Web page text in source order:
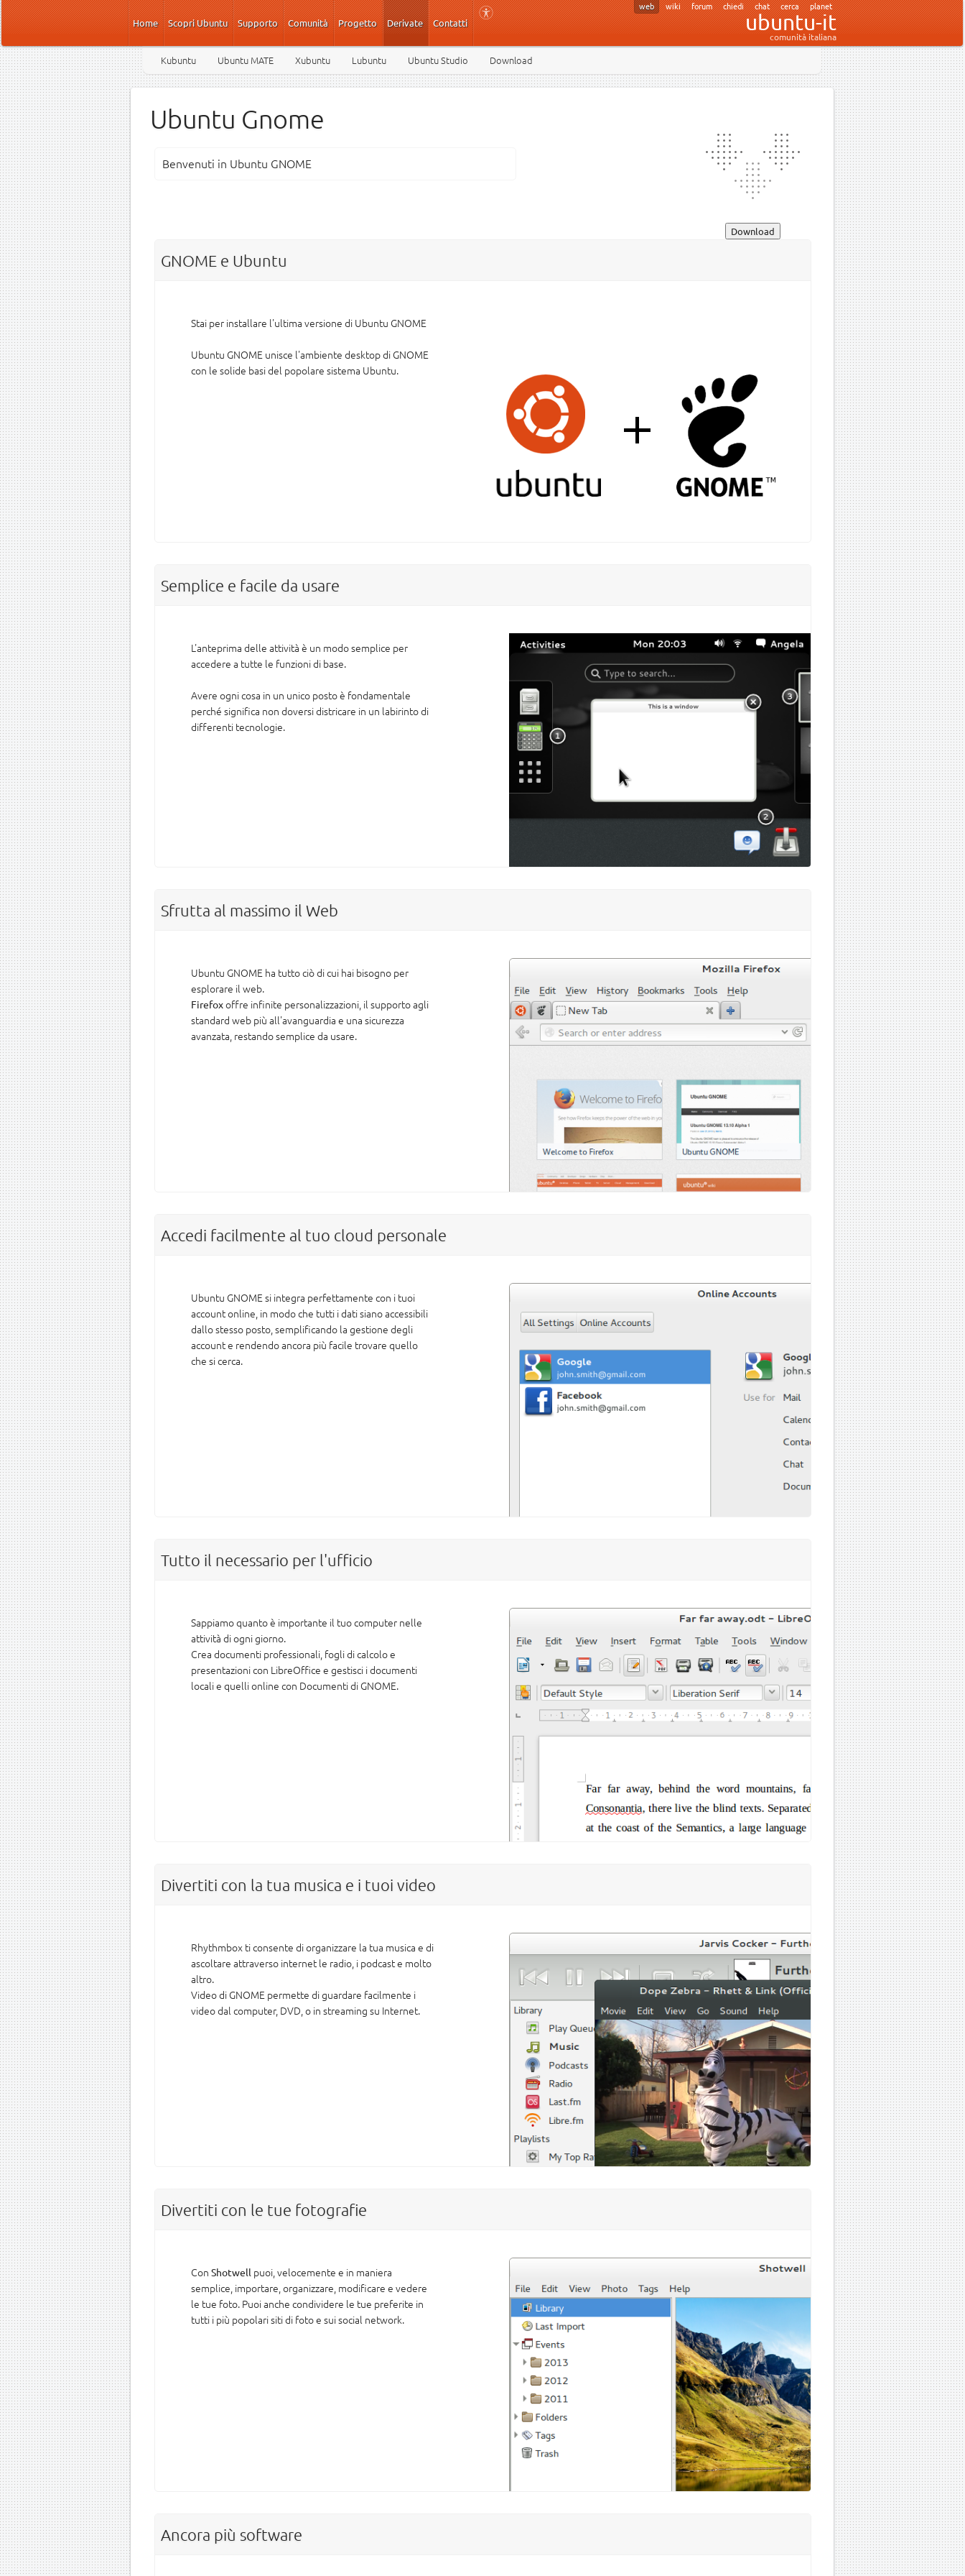
Salta al contenuto principale
Home
Scopri Ubuntu Supporto Comunità Progetto Derivate Contatti
web wiki forum chiedi chat cerca planet
ubuntu-it
comunità italiana
Kubuntu Ubuntu MATE Xubuntu Lubuntu Ubuntu Studio Download
Ubuntu Gnome
Benvenuti in Ubuntu GNOME
GNOME e Ubuntu
Stai per installare l'ultima versione di Ubuntu GNOME
Ubuntu GNOME unisce l'ambiente desktop di GNOME
con le solide basi del popolare sistema Ubuntu.
Semplice e facile da usare
L'anteprima delle attività è un modo semplice per
accedere a tutte le funzioni di base.
Avere ogni cosa in un unico posto è fondamentale
perché significa non doversi districare in un labirinto di
differenti tecnologie.
Sfrutta al massimo il Web
Ubuntu GNOME ha tutto ciò di cui hai bisogno per
esplorare il web.
Firefoxoffre infinite personalizzazioni, il supporto agli
standard web più all'avanguardia e una sicurezza
avanzata, restando semplice da usare.
Accedi facilmente al tuo cloud personale
Ubuntu GNOME si integra perfettamente con i tuoi
account online, in modo che tutti i dati siano accessibili
dallo stesso posto, semplificando la gestione degli
account e rendendo ancora più facile trovare quello
che si cerca.
Tutto il necessario per l'ufficio
Sappiamo quanto è importante il tuo computer nelle
attività di ogni giorno.
Crea documenti professionali, fogli di calcolo e
presentazioni con LibreOffice e gestisci i documenti
locali e quelli online con Documenti di GNOME.
Divertiti con la tua musica e i tuoi video
Rhythmbox ti consente di organizzare la tua musica e di
ascoltare attraverso internet le radio, i podcast e molto
altro.
Video di GNOME permette di guardare facilmente i
video dal computer, DVD, o in streaming su Internet.
Divertiti con le tue fotografie
Con Shotwell puoi, velocemente e in maniera
semplice, importare, organizzare, modificare e vedere
le tue foto. Puoi anche condividere le tue preferite in
tutti i più popolari siti di foto e sui social network.
Ancora più software